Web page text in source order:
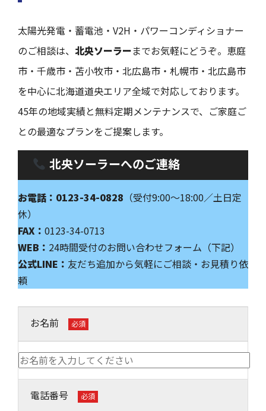
太陽光発電・蓄電池・V2H・パワーコンディショナー
のご相談は、 北央ソーラーまでお気軽にどうぞ。恵庭
市・千歳市・苫小牧市・北広島市・札幌市・北広島市
を中心に北海道道央エリア全域で対応しております。
45年の地域実績と無料定期メンテナンスで、ご家庭ご
との最適なプランをご提案します。
北央ソーラーへのご連絡
お電話：0123-34-0828 （受付9:00〜18:00／土日定
休）
FAX： 0123-34-0713
WEB： 24時間受付のお問い合わせフォーム（下記）
公式LINE： 友だち追加から気軽にご相談・お見積り依
頼
お名前 必須
電話番号 必須